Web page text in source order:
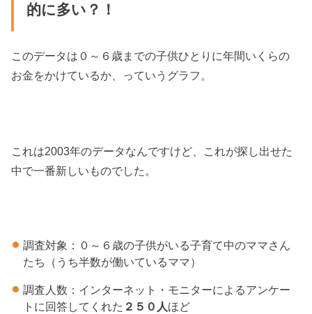
的に多い？！
このデータは０～６歳までの子供ひとりに年間いくらの
お金をかけているか、っていうグラフ。
これは2003年のデータなんですけど、これが探し出せた
中で一番新しいものでした。
調査対象：０～６歳の子供がいる子育て中のママさん
たち（うち半数が働いているママ）
調査人数：インターネット・モニターによるアンケー
トに回答してくれた ２５０人ほど